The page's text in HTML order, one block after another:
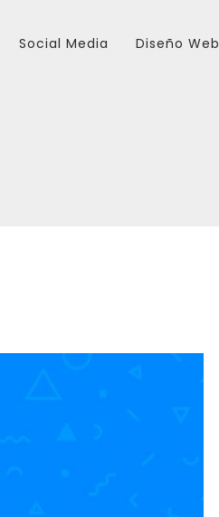
Social Media Diseño Web